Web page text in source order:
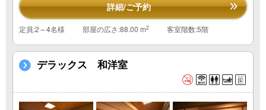
詳細/ご予約
定員:2～4名様 部屋の広さ:88.00 m2 客室階数:5階
デラックス 和洋室